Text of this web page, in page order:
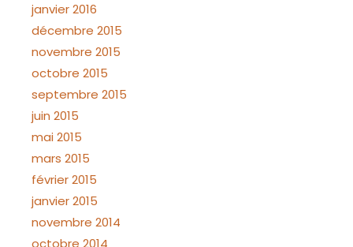
janvier 2016
décembre 2015
novembre 2015
octobre 2015
septembre 2015
juin 2015
mai 2015
mars 2015
février 2015
janvier 2015
novembre 2014
octobre 2014